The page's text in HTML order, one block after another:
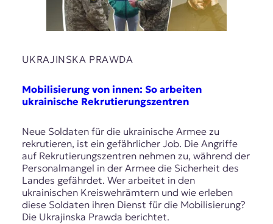
UKRAJINSKA PRAWDA
Mobilisierung von innen: So arbeiten
ukrainische Rekrutierungszentren
Neue Soldaten für die ukrainische Armee zu
rekrutieren, ist ein gefährlicher Job. Die Angriffe
auf Rekrutierungszentren nehmen zu, während der
Personalmangel in der Armee die Sicherheit des
Landes gefährdet. Wer arbeitet in den
ukrainischen Kreiswehrämtern und wie erleben
diese Soldaten ihren Dienst für die Mobilisierung?
Die Ukrajinska Prawda berichtet.